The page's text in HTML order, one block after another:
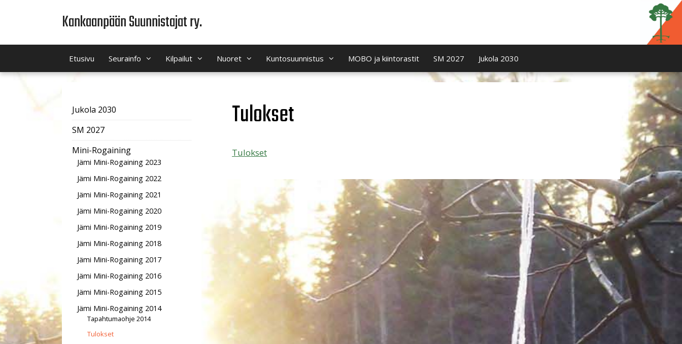
Kankaanpään Suunnistajat ry.
Etusivu Seurainfo Kilpailut Nuoret Kuntosuunnistus MOBO ja kiintorastit SM 2027 Jukola 2030
Tulokset
Tulokset
Jukola 2030
SM 2027
Mini-Rogaining
Jämi Mini-Rogaining 2023
Jämi Mini-Rogaining 2022
Jämi Mini-Rogaining 2021
Jämi Mini-Rogaining 2020
Jämi Mini-Rogaining 2019
Jämi Mini-Rogaining 2018
Jämi Mini-Rogaining 2017
Jämi Mini-Rogaining 2016
Jämi Mini-Rogaining 2015
Jämi Mini-Rogaining 2014
Tapahtumaohje 2014
Tulokset